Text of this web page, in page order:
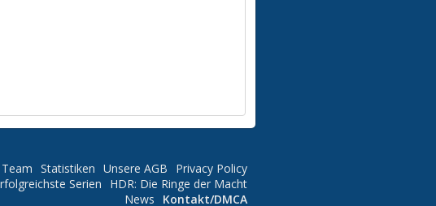
Privacy Policy
Unsere AGB
Statistiken
Team
HDR: Die Ringe der Macht
Serien
Kontakt/DMCA
News